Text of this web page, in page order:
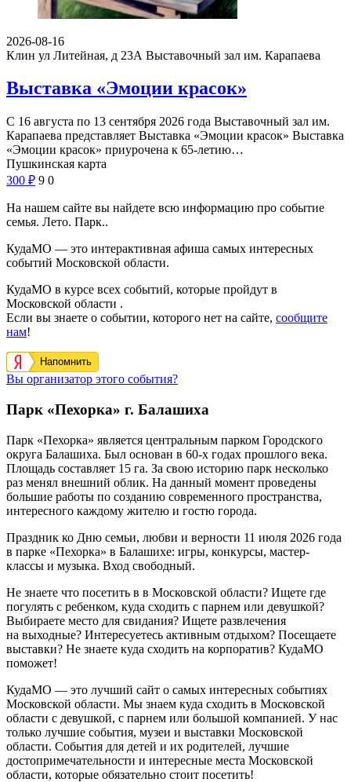
2026-08-16
Клин ул Литейная, д 23А Выставочный зал им. Карапаева
Выставка «Эмоции красок»
С 16 августа по 13 сентября 2026 года Выставочный зал им.
Карапаева представляет Выставка «Эмоции красок» Выставка
«Эмоции красок» приурочена к 65-летию…
Пушкинская карта
300 ₽ 9 0
На нашем сайте вы найдете всю информацию про событие
семья. Лето. Парк..
КудаМО — это интерактивная афиша самых интересных
событий Московской области.
КудаМО в курсе всех событий, которые пройдут в
Московской области .
Если вы знаете о событии, которого нет на сайте, сообщите
нам!
Напомнить
Вы организатор этого события?
Парк «Пехорка» г. Балашиха
Парк «Пехорка» является центральным парком Городского
округа Балашиха. Был основан в 60-х годах прошлого века.
Площадь составляет 15 га. За свою историю парк несколько
раз менял внешний облик. На данный момент проведены
большие работы по созданию современного пространства,
интересного каждому жителю и гостю города.
Праздник ко Дню семьи, любви и верности 11 июля 2026 года
в парке «Пехорка» в Балашихе: игры, конкурсы, мастер-
классы и музыка. Вход свободный.
Не знаете что посетить в в Московской области? Ищете где
погулять с ребенком, куда сходить с парнем или девушкой?
Выбираете место для свидания? Ищете развлечения
на выходные? Интересуетесь активным отдыхом? Посещаете
выставки? Не знаете куда сходить на корпоратив? КудаМО
поможет!
КудаМО — это лучший сайт о самых интересных событиях
Московской области. Мы знаем куда сходить в Московской
области с девушкой, с парнем или большой компанией. У нас
только лучшие события, музеи и выставки Московской
области. События для детей и их родителей, лучшие
достопримечательности и интересные места Московской
области, которые обязательно стоит посетить!